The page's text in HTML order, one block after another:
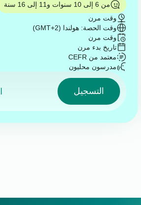
من 6 إلى 10 سنوات و11 إلى 16 سنة
وقت مرن
وقت الحصة: هولندا (GMT+2)
وقت مرن
تاريخ بدء مرن
معتمد من CEFR
مدرسون محليون
التسجيل